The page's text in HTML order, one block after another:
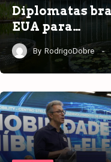
Diplomatas
EUA para…
By RodrigoDobre